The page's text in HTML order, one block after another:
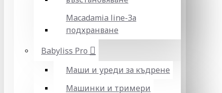
Macadamia line-За
подхранване
Babyliss Pro
Маши и уреди за къдрене
Машинки и тримери